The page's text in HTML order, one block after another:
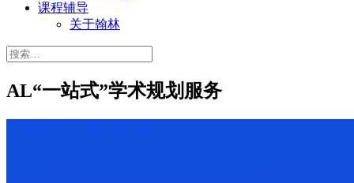
课程辅导
关于翰林
搜
AL“一站式”学术规划服务